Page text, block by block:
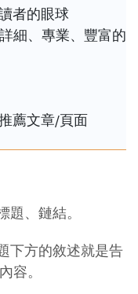
者的眼球
細、專業、豐富的
薦文章/頁面
題、鏈結。
下方的敘述就是告
容。